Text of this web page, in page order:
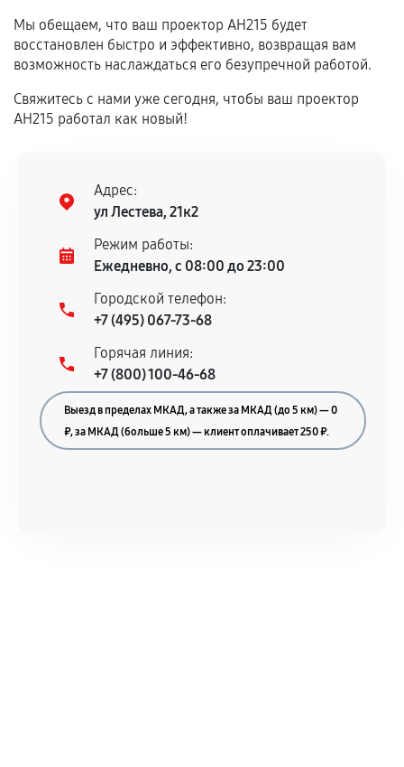
Гарантия на выполненные работы может
сохраняться полностью или частично, если
соблюдены следующие условия:
техническим параметрам и не имеют внешних
дефектов.
центром.
При этом гарантия на сами комплектующие
остается на стороне производителя или
продавца. За качество сторонних деталей
сервисный центр ответственности не несет.
Мы обещаем, что ваш проектор AH215 будет
восстановлен быстро и эффективно, возвращая вам
возможность наслаждаться его безупречной работой.
Свяжитесь с нами уже сегодня, чтобы ваш проектор
AH215 работал как новый!
Адрес:
ул Лестева, 21к2
Режим работы:
Ежедневно, с 08:00 до 23:00
Городской телефон:
+7 (495) 067-73-68
Горячая линия:
+7 (800) 100-46-68
Выезд в пределах МКАД, а также за МКАД (до 5 км) — 0
₽, за МКАД (больше 5 км) — клиент оплачивает 250 ₽.